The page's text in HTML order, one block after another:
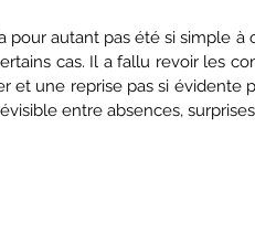
pour autant pas été si simple
cas. Il a fallu revoir les
et une reprise pas si évidente
entre absences,